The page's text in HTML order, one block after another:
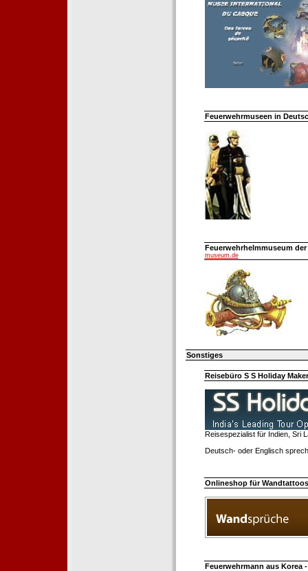
Feuerwehrmuseen in
Feuerwehrhelmmuseum
museum.de
Sonstiges
Reisebüro S S Holiday
Reisespezialist für Indien, Sri
Deutsch- oder Englisch
Onlineshop für Wandtattoos
Feuerwehrmann aus Korea